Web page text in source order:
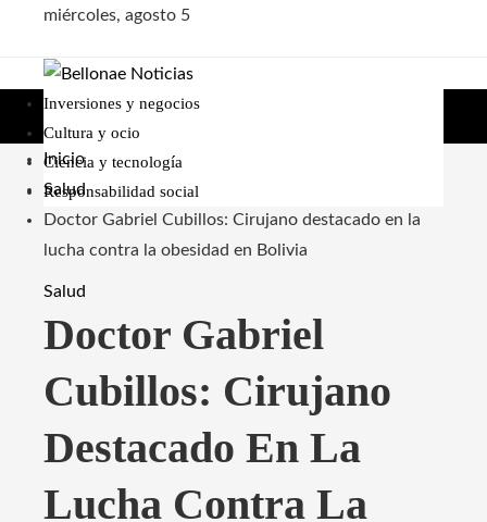
miércoles, agosto 5
Inversiones y negocios
Cultura y ocio
Ciencia y tecnología
Responsabilidad social
Inicio
Salud
Doctor Gabriel Cubillos: Cirujano destacado en la
lucha contra la obesidad en Bolivia
Salud
Doctor Gabriel
Cubillos: Cirujano
Destacado En La
Lucha Contra La